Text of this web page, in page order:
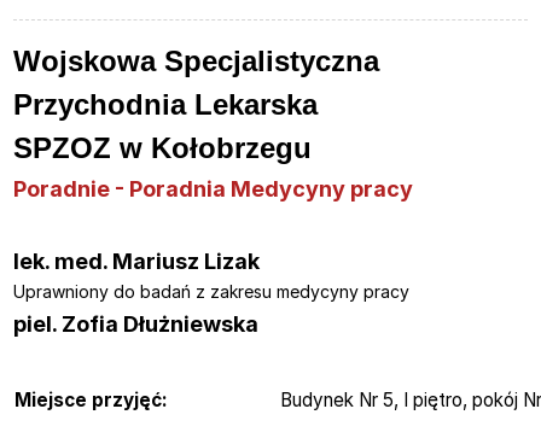
Wojskowa Specjalistyczna
Przychodnia Lekarska
SPZOZ w Kołobrzegu
Poradnie - Poradnia Medycyny pracy
lek. med. Mariusz Lizak
Uprawniony do badań z zakresu medycyny pracy
piel. Zofia Dłużniewska
Miejsce przyjęć: Budynek Nr 5, I piętro, pokój Nr